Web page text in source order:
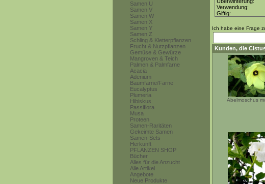
Samen U
Samen V
Samen W
Samen X
Samen Y
Samen Z
Schling & Kletterpflanzen
Frucht & Nutzpflanzen
Gemüse & Gewürze
Mangroven & Teich
Palmen & Palmfarne
Acacia
Adenium
Baumfarne/Farne
Eucalyptus
Plumeria
Hibiskus
Passiflora
Musa
Proteen
Samen-Raritäten
Gekeimte Samen
Samen-Sets
Herkunft
PFLANZEN SHOP
Bücher
Alles für die Anzucht
Alle Artikel
Angebote
Neue Produkte
Verwendung:
Giftig:
Ich habe eine Frage
Kunden, die
Abelmoschus